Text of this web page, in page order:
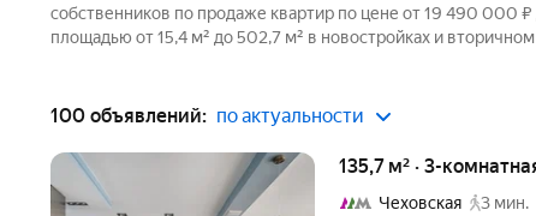
собственников по продаже квартир по цене от 19 490 000
площадью от 15,4 м² до 502,7 м² в новостройках и
100 объявлений: по актуальности
135,7 м² · 3-
Чеховская
3 мин.